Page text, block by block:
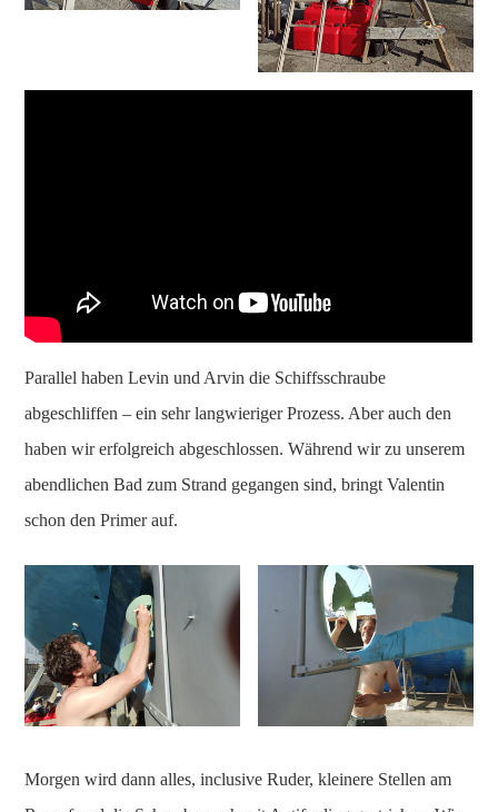
Parallel haben Levin und Arvin die Schiffsschraube
abgeschliffen – ein sehr langwieriger Prozess. Aber auch den
haben wir erfolgreich abgeschlossen. Während wir zu unserem
abendlichen Bad zum Strand gegangen sind, bringt Valentin
schon den Primer auf.
Morgen wird dann alles, inclusive Ruder, kleinere Stellen am